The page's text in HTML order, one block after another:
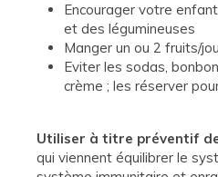
Encourager votre
et des légumineuses
Manger un ou 2 fruits/
Eviter les sodas,
crème ; les réserver
Utiliser à titre préventif
qui viennent équilibrer le